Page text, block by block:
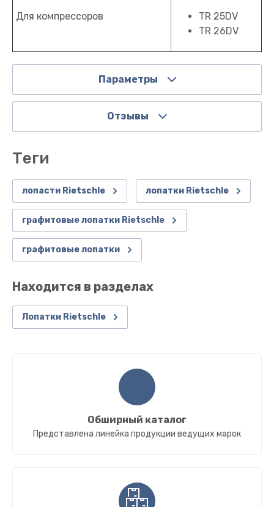
Для компрессоров
TR 25DV
TR 26DV
Параметры
Отзывы
теги
лопасти Rietschle лопатки Rietschle
графитовые лопатки Rietschle
графитовые лопатки
Находится в разделах
Лопатки Rietschle
Обширный каталог
Представлена линейка продукции ведущих марок